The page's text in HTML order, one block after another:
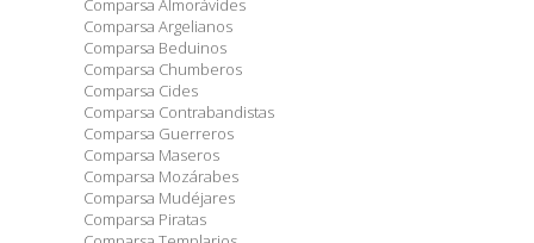
Comparsa Almorávides
Comparsa Argelianos
Comparsa Beduinos
Comparsa Chumberos
Comparsa Cides
Comparsa Contrabandistas
Comparsa Guerreros
Comparsa Maseros
Comparsa Mozárabes
Comparsa Mudéjares
Comparsa Piratas